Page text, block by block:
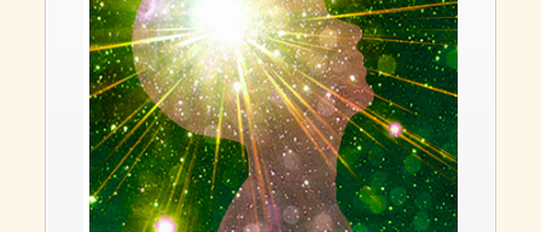
Gedanken und Gefühle
WunschLos Glücklichsein – und das ausgerechnet zu Weihnachten?
Bücher
Bücher
Momoko
Die zwei Leben des Herrn Richie